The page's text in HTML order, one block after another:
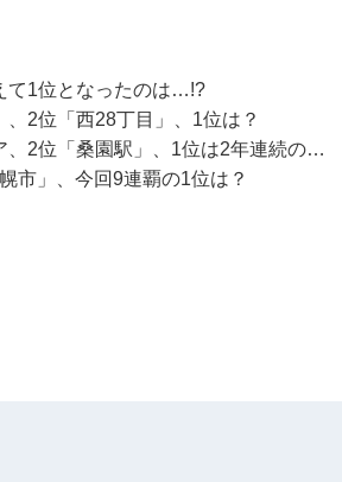
て1位となったのは…!?
2位「西28丁目」、1位は？
、2位「桑園駅」、1位は2年連続の…
市」、今回9連覇の1位は？